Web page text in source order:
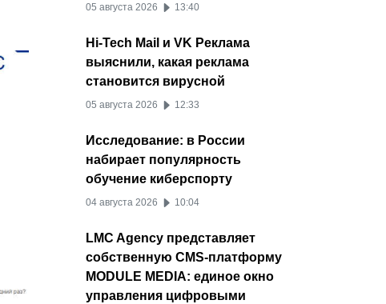
05 августа 2026 13:40
Hi-Tech Mail и VK Реклама
выяснили, какая реклама
становится вирусной
05 августа 2026 12:33
Исследование: в России
набирает популярность
обучение киберспорту
04 августа 2026 10:04
LMC Agency представляет
собственную CMS-платформу
MODULE MEDIA: единое окно
управления цифровыми